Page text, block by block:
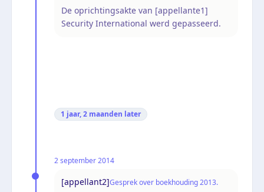
De oprichtingsakte van [appellante1]
Security International werd gepasseerd.
1 jaar, 2 maanden later
2 september 2014
[appellant2]Gesprek over boekhouding 2013.